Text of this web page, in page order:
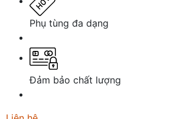
Phụ tùng đa dạng
Đảm bảo chất lượng